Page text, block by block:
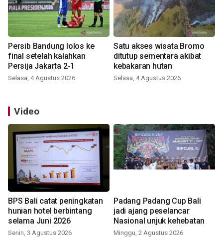
Persib Bandung lolos ke
final setelah kalahkan
Persija Jakarta 2-1
Selasa, 4 Agustus 2026
Satu akses wisata Bromo
ditutup sementara akibat
kebakaran hutan
Selasa, 4 Agustus 2026
Video
BPS Bali catat peningkatan
hunian hotel berbintang
selama Juni 2026
Senin, 3 Agustus 2026
Padang Padang Cup Bali
jadi ajang peselancar
Nasional unjuk kehebatan
Minggu, 2 Agustus 2026